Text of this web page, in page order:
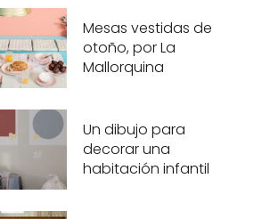
Mesas vestidas de
otoño, por La
Mallorquina
Un dibujo para
decorar una
habitación infantil